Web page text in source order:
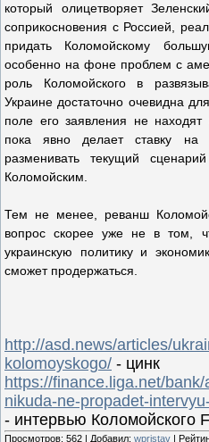
который олицетворяет
соприкосновения с Россией,
придать Коломойскому
особенно на фоне проблем с
роль Коломойского в
Украине достаточно очевидна
поле его заявления не
пока явно делает ставку на
разменивать текущий
Коломойским.
Тем не менее, реванш
вопрос скорее уже не в том,
украинскую политику и
сможет продержаться.
http://asd.news/articles/
kolomoyskogo/ - цинк
https://finance.liga.net/
nikuda-ne-propadet-
- интервью Коломойского
Просмотров: 562 | Добавил: wpristav |